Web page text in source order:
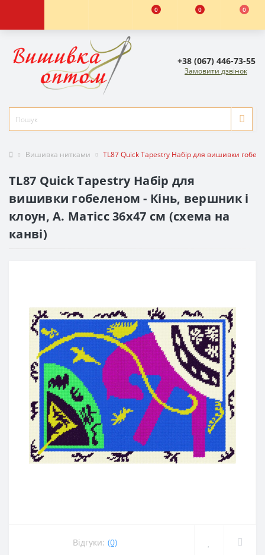
0 0 0
+38 (067) 446-73-55
Замовити дзвінок
Вишивка нитками TL87 Quick Tapestry Набір для вишивки
TL87 Quick Tapestry Набір для
вишивки гобеленом - Кінь, вершник і
клоун, А. Матісс 36х47 см (схема на
канві)
Відгуки: (0)